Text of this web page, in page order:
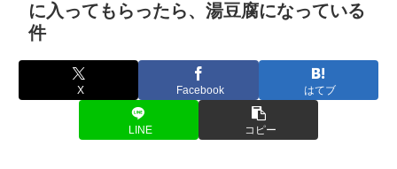
に入ってもらったら、湯豆腐になっている
件
X Facebook はてブ
LINE コピー